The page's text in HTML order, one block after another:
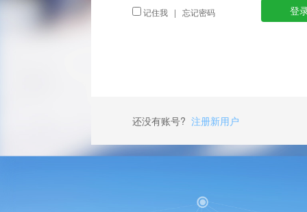
记住我 | 忘记密码
还没有账号? 注册新用户